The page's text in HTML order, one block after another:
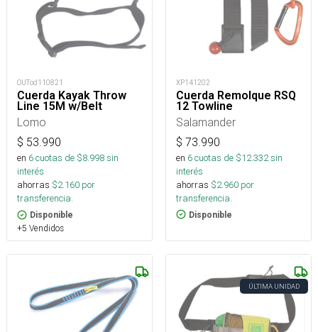
OUTod110821
Cuerda Kayak Throw
Line 15M w/Belt
Lomo
$ 53.990
en 6cuotas de $8.998sin
interés
ahorras $2.160 por
transferencia.
Disponible
+5 Vendidos
XP141202
Cuerda Remolque RSQ
12 Towline
Salamander
$ 73.990
en 6cuotas de $12.332sin
interés
ahorras $2.960 por
transferencia.
Disponible
ÚLTIMA UNIDAD